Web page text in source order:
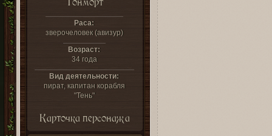
Раса:
зверочеловек (авизур)
Возраст:
34 года
Вид деятельности:
пират, капитан корабля
"Тень"
Карточка персонажа